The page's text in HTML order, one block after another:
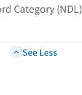
Category (NDL)
See Less